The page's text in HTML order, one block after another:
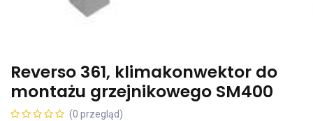
Reverso 361, klimakonwektor do
montażu grzejnikowego SM400
(0 przegląd)